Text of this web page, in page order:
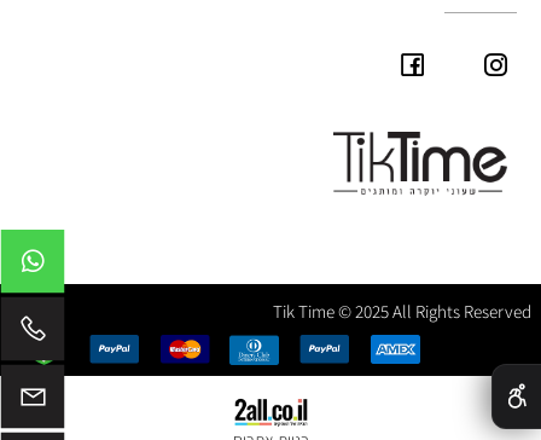
Tik Time © 2025 All Rights Reserved